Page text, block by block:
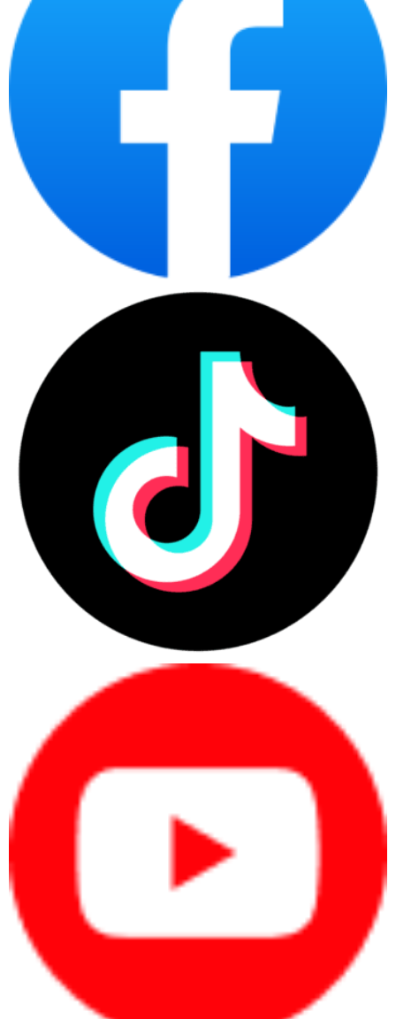
Tích hợp các tính năng thông minh
Camera Hikvision Robot DS-2CV2Q01EFD-IW tích hợp các tính năng
thông minh như chức năng phát hiện chuyển động và báo động, phát
hiện hướng dẫn âm thanh, và tích hợp đèn LED hỗ trợ ghi hình trong
điều kiện ánh sáng yếu. Điều này giúp bạn nhận được cảnh báo ngay
lập tức khi có hoạt động đáng chú ý xảy ra và tăng cường khả năng
giám sát trong điều kiện ánh sáng không thuận lợi.
Thiết kế robot nhỏ gọn và thân thiện
Camera Hikvision Robot DS-2CV2Q01EFD-IW có thiết kế nhỏ gọn và
dễ thương, giống như một chú robot đáng yêu. Với kích thước nhỏ,
bạn có thể đặt camera ở bất kỳ vị trí nào trong nhà hoặc văn phòng
mà không gây cản trở hoặc làm phiền người sử dụng.